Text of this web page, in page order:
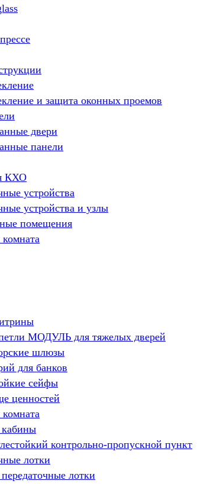
и защита оконных проемов
двери
панели
КХО
устройства
устройства и узлы
помещения
МОДУЛЬ для тяжелых дверей
шлюзы
для банков
сейфы
ценностей
контрольно-пропускной пункт
лотки
лотки